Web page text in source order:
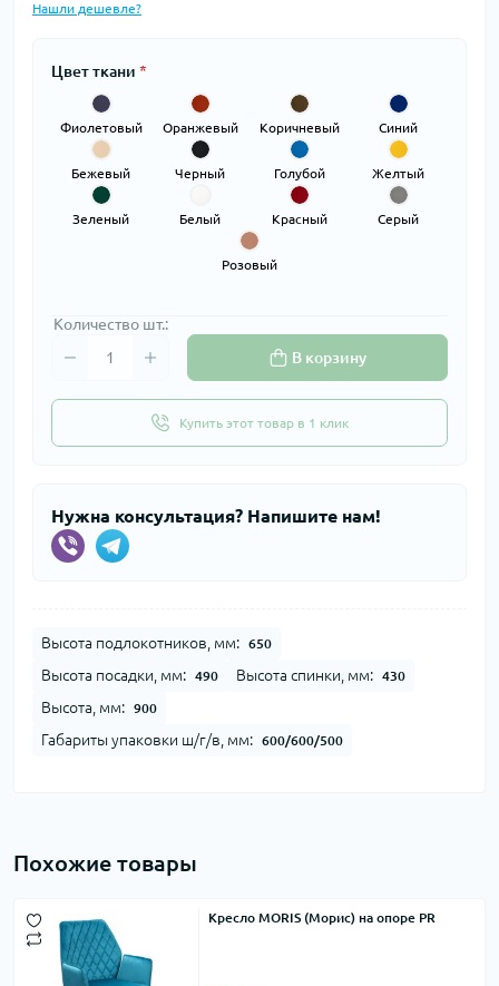
Нашли дешевле?
Цвет ткани *
Фиолетовый Оранжевый Коричневый Синий
Бежевый Черный Голубой Желтый
Зеленый Белый Красный Серый
Розовый
Количество шт.:
В корзину
Купить этот товар в 1 клик
Нужна консультация? Напишите нам!
Высота подлокотников, мм: 650
Высота посадки, мм: 490 Высота спинки, мм: 430
Высота, мм: 900
Габариты упаковки ш/г/в, мм: 600/600/500
Похожие товары
Кресло MORIS (Морис) на опоре PR